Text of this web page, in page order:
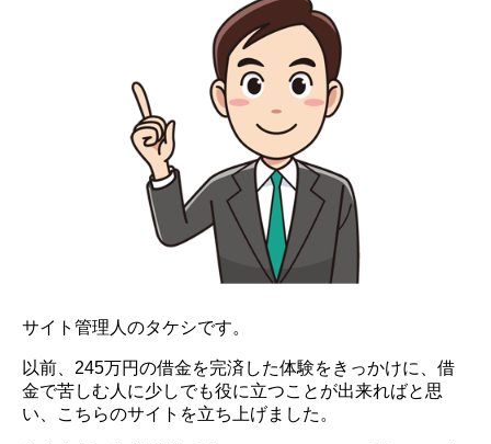
サイト管理人のタケシです。
以前、245万円の借金を完済した体験をきっかけに、借
金で苦しむ人に少しでも役に立つことが出来ればと思
い、こちらのサイトを立ち上げました。